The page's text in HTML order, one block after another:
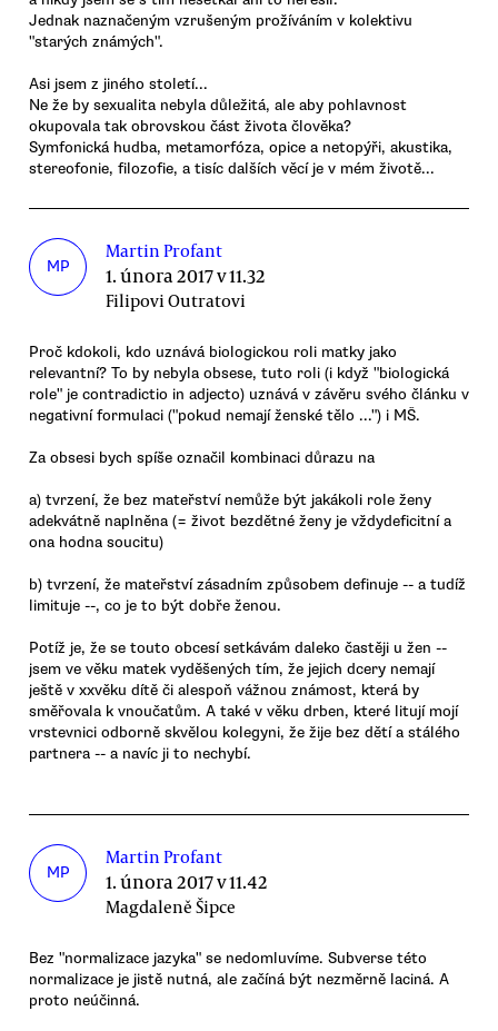
Jednak naznačeným vzrušeným prožíváním v kolektivu
"starých známých".
Asi jsem z jiného století...
Ne že by sexualita nebyla důležitá, ale aby pohlavnost
okupovala tak obrovskou část života člověka?
Symfonická hudba, metamorfóza, opice a netopýři, akustika,
stereofonie, filozofie, a tisíc dalších věcí je v mém životě...
MP
Martin Profant
1. února 2017 v 11.32
Filipovi Outratovi
Proč kdokoli, kdo uznává biologickou roli matky jako
relevantní? To by nebyla obsese, tuto roli (i když "biologická
role" je contradictio in adjecto) uznává v závěru svého článku v
negativní formulaci ("pokud nemají ženské tělo ...") i MŠ.
Za obsesi bych spíše označil kombinaci důrazu na
a) tvrzení, že bez mateřství nemůže být jakákoli role ženy
adekvátně naplněna (= život bezdětné ženy je vždydeficitní a
ona hodna soucitu)
b) tvrzení, že mateřství zásadním způsobem definuje -- a tudíž
limituje --, co je to být dobře ženou.
Potíž je, že se touto obcesí setkávám daleko častěji u žen --
jsem ve věku matek vyděšených tím, že jejich dcery nemají
ještě v xxvěku dítě či alespoň vážnou známost, která by
směřovala k vnoučatům. A také v věku drben, které litují mojí
vrstevnici odborně skvělou kolegyni, že žije bez dětí a stálého
partnera -- a navíc ji to nechybí.
MP
Martin Profant
1. února 2017 v 11.42
Magdaleně Šipce
Bez "normalizace jazyka" se nedomluvíme. Subverse této
normalizace je jistě nutná, ale začíná být nezměrně laciná. A
proto neúčinná.